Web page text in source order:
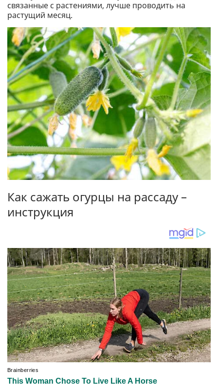
связанные с растениями, лучше проводить на
растущий месяц.
Как сажать огурцы на рассаду –
инструкция